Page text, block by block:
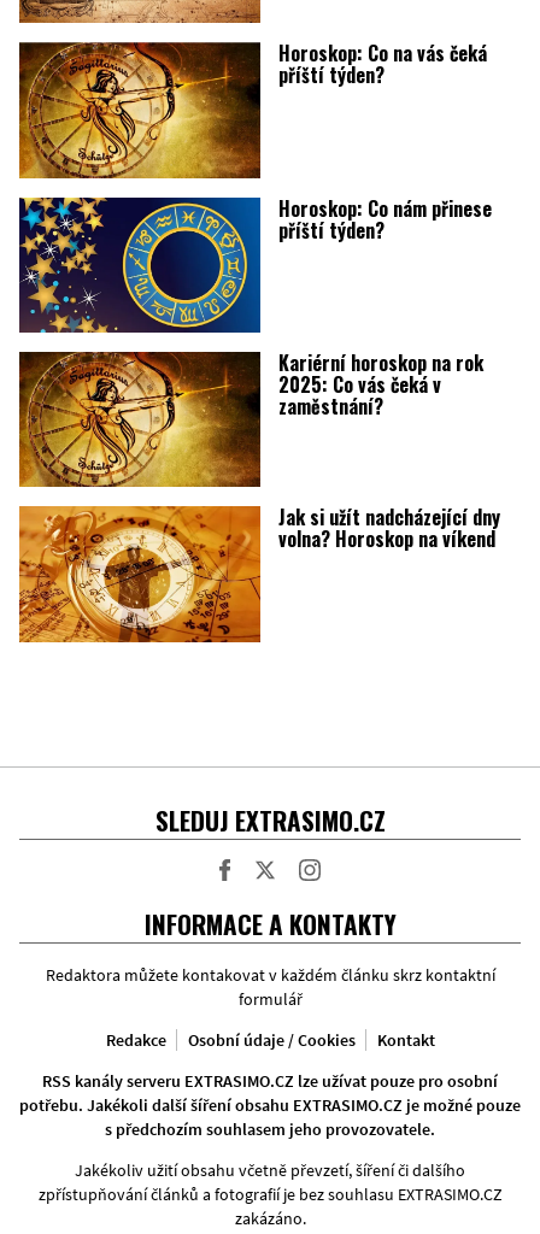
Horoskop: Co na vás čeká
příští týden?
Horoskop: Co nám přinese
příští týden?
Kariérní horoskop na rok
2025: Co vás čeká v
zaměstnání?
Jak si užít nadcházející dny
volna? Horoskop na víkend
SLEDUJ EXTRASIMO.CZ
INFORMACE A KONTAKTY
Redaktora můžete kontakovat v každém článku skrz kontaktní
formulář
Redakce
Osobní údaje / Cookies
Kontakt
RSS kanály serveru EXTRASIMO.CZ lze užívat pouze pro osobní
potřebu. Jakékoli další šíření obsahu EXTRASIMO.CZ je možné pouze
s předchozím souhlasem jeho provozovatele.
Jakékoliv užití obsahu včetně převzetí, šíření či dalšího
zpřístupňování článků a fotografií je bez souhlasu EXTRASIMO.CZ
zakázáno.